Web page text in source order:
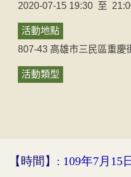
2020-07-15 19:30 至
活動地點
807-43 高雄市三民區重慶
活動類型
【時間】: 109年7月15